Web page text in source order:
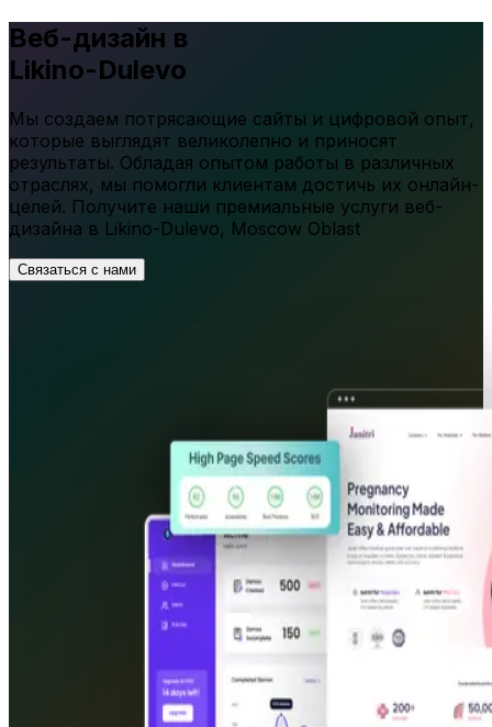
Веб-дизайн в
Likino-Dulevo
Мы создаем потрясающие сайты и цифровой опыт,
которые выглядят великолепно и приносят
результаты. Обладая опытом работы в различных
отраслях, мы помогли клиентам достичь их онлайн-
целей. Получите наши премиальные услуги веб-
дизайна в Likino-Dulevo, Moscow Oblast
Связаться с нами